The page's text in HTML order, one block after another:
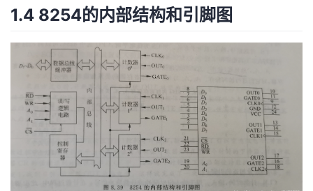
者
学
堂
支
持
我
1.4 8254的内部结构和引脚图